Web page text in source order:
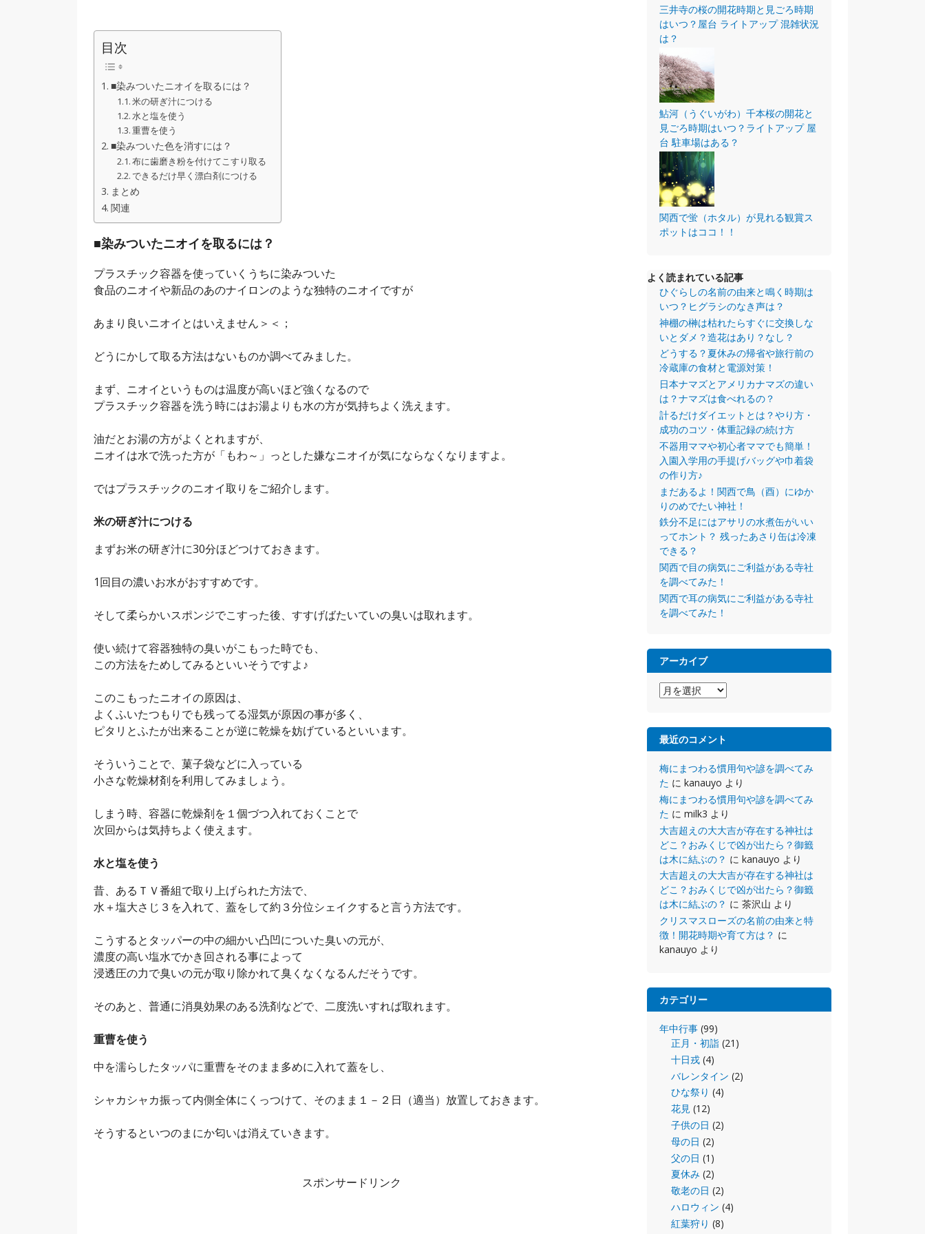
目次
■染みついたニオイを取るには？
米の研ぎ汁につける
水と塩を使う
重曹を使う
■染みついた色を消すには？
布に歯磨き粉を付けてこすり取る
できるだけ早く漂白剤につける
まとめ
関連
■染みついたニオイを取るには？
プラスチック容器を使っていくうちに染みついた
食品のニオイや新品のあのナイロンのような独特のニオイですが
あまり良いニオイとはいえません＞＜；
どうにかして取る方法はないものか調べてみました。
まず、ニオイというものは温度が高いほど強くなるので
プラスチック容器を洗う時にはお湯よりも水の方が気持ちよく洗えます。
油だとお湯の方がよくとれますが、
ニオイは水で洗った方が「もわ～」っとした嫌なニオイが気にならなくなりますよ。
ではプラスチックのニオイ取りをご紹介します。
米の研ぎ汁につける
まずお米の研ぎ汁に30分ほどつけておきます。
1回目の濃いお水がおすすめです。
そして柔らかいスポンジでこすった後、すすげばたいていの臭いは取れます。
使い続けて容器独特の臭いがこもった時でも、
この方法をためしてみるといいそうですよ♪
このこもったニオイの原因は、
よくふいたつもりでも残ってる湿気が原因の事が多く、
ピタリとふたが出来ることが逆に乾燥を妨げているといいます。
そういうことで、菓子袋などに入っている
小さな乾燥材剤を利用してみましょう。
しまう時、容器に乾燥剤を１個づつ入れておくことで
次回からは気持ちよく使えます。
水と塩を使う
昔、あるＴＶ番組で取り上げられた方法で、
水＋塩大さじ３を入れて、蓋をして約３分位シェイクすると言う方法です。
こうするとタッパーの中の細かい凸凹についた臭いの元が、
濃度の高い塩水でかき回される事によって
浸透圧の力で臭いの元が取り除かれて臭くなくなるんだそうです。
そのあと、普通に消臭効果のある洗剤などで、二度洗いすれば取れます。
重曹を使う
中を濡らしたタッパに重曹をそのまま多めに入れて蓋をし、
シャカシャカ振って内側全体にくっつけて、そのまま１－２日（適当）放置しておきます。
そうするといつのまにか匂いは消えていきます。
スポンサードリンク
三井寺の桜の開花時期と見ごろ時期
はいつ？屋台 ライトアップ 混雑状況
は？
鮎河（うぐいがわ）千本桜の開花と
見ごろ時期はいつ？ライトアップ 屋
台 駐車場はある？
関西で蛍（ホタル）が見れる観賞ス
ポットはココ！！
よく読まれている記事
ひぐらしの名前の由来と鳴く時期は
いつ？ヒグラシのなき声は？
神棚の榊は枯れたらすぐに交換しな
いとダメ？造花はあり？なし？
どうする？夏休みの帰省や旅行前の
冷蔵庫の食材と電源対策！
日本ナマズとアメリカナマズの違い
は？ナマズは食べれるの？
計るだけダイエットとは？やり方・
成功のコツ・体重記録の続け方
不器用ママや初心者ママでも簡単！
入園入学用の手提げバッグや巾着袋
の作り方♪
まだあるよ！関西で鳥（酉）にゆか
りのめでたい神社！
鉄分不足にはアサリの水煮缶がいい
ってホント？ 残ったあさり缶は冷凍
できる？
関西で目の病気にご利益がある寺社
を調べてみた！
関西で耳の病気にご利益がある寺社
を調べてみた！
アーカイブ
イ
最近のコメント
梅にまつわる慣用句や諺を調べてみ
た に kanauyo より
梅にまつわる慣用句や諺を調べてみ
た に milk3 より
大吉超えの大大吉が存在する神社は
どこ？おみくじで凶が出たら？御籤
は木に結ぶの？ に kanauyo より
大吉超えの大大吉が存在する神社は
どこ？おみくじで凶が出たら？御籤
は木に結ぶの？ に 茶沢山 より
クリスマスローズの名前の由来と特
徴！開花時期や育て方は？ に
kanauyo より
カテゴリー
年中行事(99)
正月・初詣 (21)
十日戎 (4)
バレンタイン (2)
ひな祭り (4)
花見 (12)
子供の日 (2)
母の日 (2)
父の日 (1)
夏休み (2)
敬老の日 (2)
ハロウィン (4)
紅葉狩り (8)